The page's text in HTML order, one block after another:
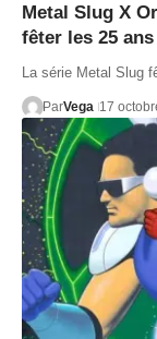
Metal Slug X
fêter les 25
La série Metal Slug
ParVega 17